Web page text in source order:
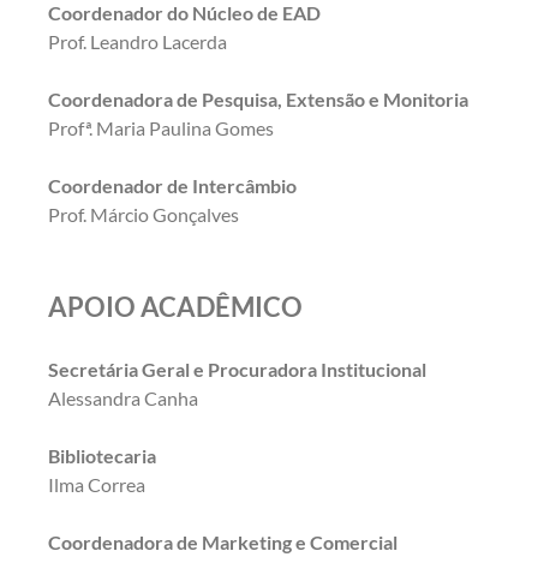
Coordenador do Núcleo de EAD
Prof. Leandro Lacerda
Coordenadora de Pesquisa, Extensão e Monitoria
Profª. Maria Paulina Gomes
Coordenador de Intercâmbio
Prof. Márcio Gonçalves
APOIO ACADÊMICO
Secretária Geral e Procuradora Institucional
Alessandra Canha
Bibliotecaria
Ilma Correa
Coordenadora de Marketing e Comercial